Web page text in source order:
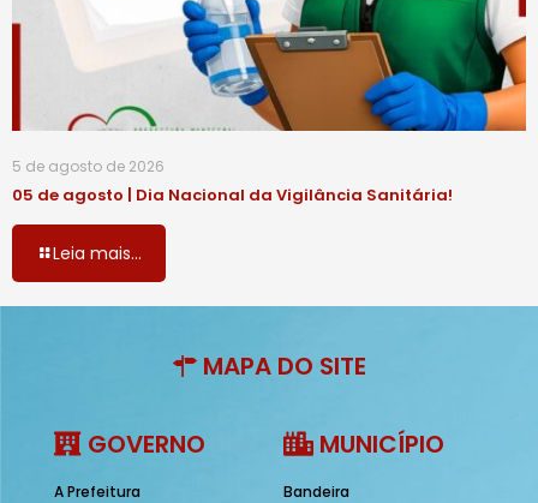
5 de agosto de 2026
05 de agosto | Dia Nacional da Vigilância Sanitária!
Leia mais...
MAPA DO SITE
GOVERNO
A Prefeitura
MUNICÍPIO
Bandeira